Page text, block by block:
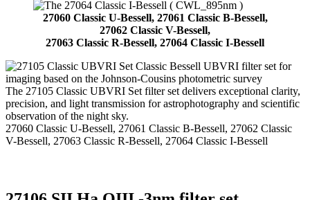
27060 Classic U-Bessell, 27061 Classic B-Bessell,
27062 Classic V-Bessell,
27063 Classic R-Bessell, 27064 Classic I-Bessell
The 27105 Classic UBVRI Set filter set delivers exceptional clarity,
precision, and light transmission for astrophotography and scientific
observation of the night sky.
27060 Classic U-Bessell, 27061 Classic B-Bessell, 27062 Classic
V-Bessell, 27063 Classic R-Bessell, 27064 Classic I-Bessell